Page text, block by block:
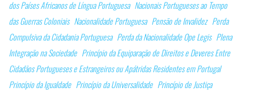
dos Países Africanos de Língua Portuguesa Nacionais Portugueses ao Tempo
das Guerras Coloniais Nacionalidade Portuguesa Pensão de Invalidez Perda
Compulsiva da Cidadania Portuguesa Perda da Nacionalidade Ope Legis Plena
Integração na Sociedade Princípio da Equiparação de Direitos e Deveres Entre
Cidadãos Portugueses e Estrangeiros ou Apátridas Residentes em Portugal
Princípio da Igualdade Princípio da Universalidade Princípio de Justiça